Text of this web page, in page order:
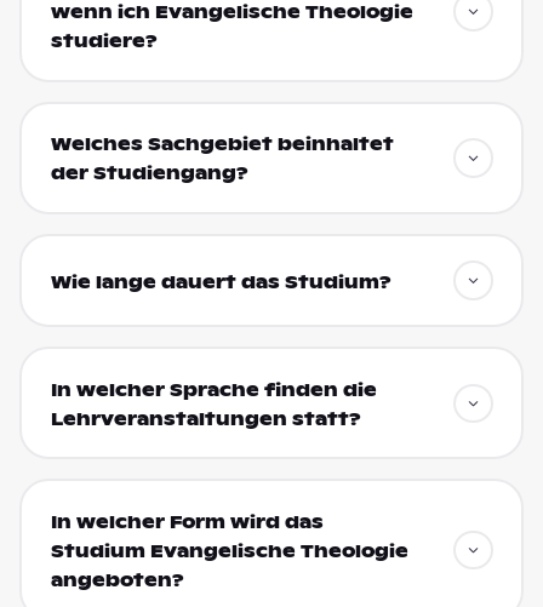
wenn ich Evangelische Theologie
studiere?
Welches Sachgebiet beinhaltet
der Studiengang?
Wie lange dauert das Studium?
In welcher Sprache finden die
Lehrveranstaltungen statt?
In welcher Form wird das
Studium Evangelische Theologie
angeboten?